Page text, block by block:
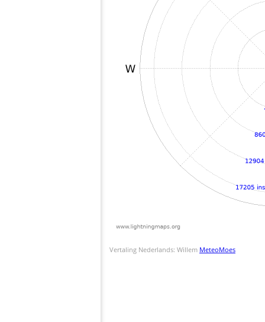
Vertaling Nederlands: Willem MeteoMoes